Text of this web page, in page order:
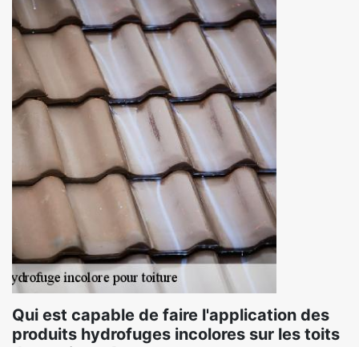
Qui est capable de faire l'application des
produits hydrofuges incolores sur les toits